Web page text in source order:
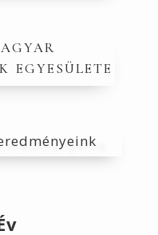
egyesülete